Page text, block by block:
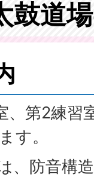
鼓道
、第2練習
す。
、防音構